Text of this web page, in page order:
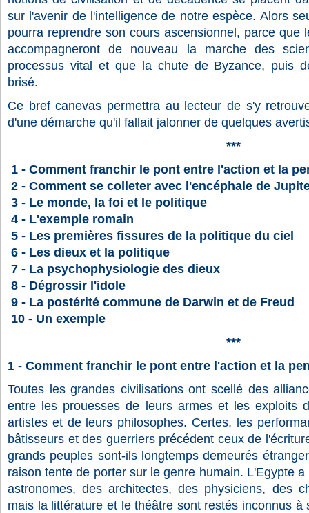
sur l'avenir de l'intelligence de notre espèce. Alors
pourra reprendre son cours ascensionnel, parce que
accompagneront de nouveau la marche des
processus vital et que la chute de Byzance, puis
brisé.
Ce bref canevas permettra au lecteur de s'y
d'une démarche qu'il fallait jalonner de quelques
***
1 - Comment franchir le pont entre l'action et la
2 - Comment se colleter avec l'encéphale de
3 - Le monde, la foi et le politique
4 - L'exemple romain
5 - Les premières fissures de la politique du ciel
6 - Les dieux et la politique
7 - La psychophysiologie des dieux
8 - Dégrossir l'idole
9 - La postérité commune de Darwin et de Freud
10 - Un exemple
***
1 - Comment franchir le pont entre l'action et la
Toutes les grandes civilisations ont scellé des
entre les prouesses de leurs armes et les exploits
artistes et de leurs philosophes. Certes, les
bâtisseurs et des guerriers précédent ceux de
grands peuples sont-ils longtemps demeurés
raison tente de porter sur le genre humain. L'Egypte
astronomes, des architectes, des physiciens, des
mais la littérature et le théâtre sont restés inconnus à